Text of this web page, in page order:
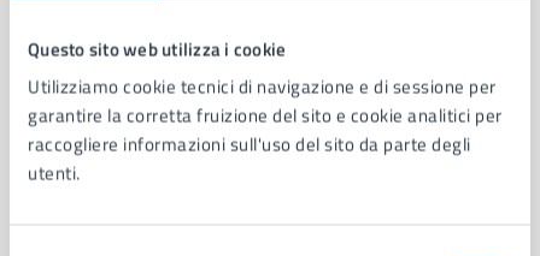
Questo sito web utilizza i cookie
Utilizziamo cookie tecnici di navigazione e di sessione per
garantire la corretta fruizione del sito e cookie analitici per
raccogliere informazioni sull'uso del sito da parte degli
utenti.
AMMINISTRAZIONE
Aree amministrative
Organi di governo
Municipalità
Uffici